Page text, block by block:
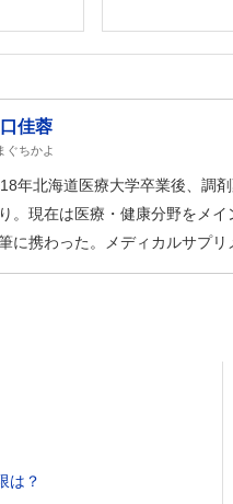
佳蓉
ぐちかよ
年北海道医療大学卒業後、調
。現在は医療・健康分野をメ
に携わった。メディカルサプリ
は？